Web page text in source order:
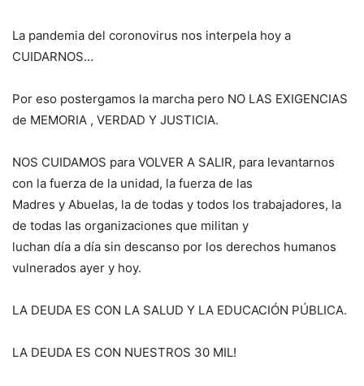
La pandemia del coronovirus nos interpela hoy a
CUIDARNOS…
Por eso postergamos la marcha pero NO LAS EXIGENCIAS
de MEMORIA , VERDAD Y JUSTICIA.
NOS CUIDAMOS para VOLVER A SALIR, para levantarnos
con la fuerza de la unidad, la fuerza de las
Madres y Abuelas, la de todas y todos los trabajadores, la
de todas las organizaciones que militan y
luchan día a día sin descanso por los derechos humanos
vulnerados ayer y hoy.
LA DEUDA ES CON LA SALUD Y LA EDUCACIÓN PÚBLICA.
LA DEUDA ES CON NUESTROS 30 MIL!